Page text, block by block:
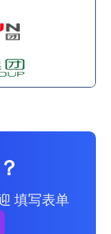
填写表单